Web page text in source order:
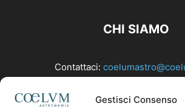
Gestisci Consenso
CHI SIAMO
Contattaci:
SEGUICI